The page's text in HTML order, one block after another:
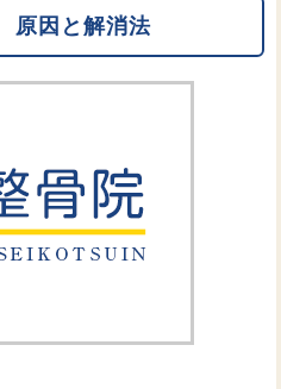
原因と解消法